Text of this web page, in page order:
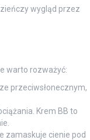
wygląd przez
warto rozważyć:
przeciwsłonecznym,
Krem BB to
zamaskuje cienie pod